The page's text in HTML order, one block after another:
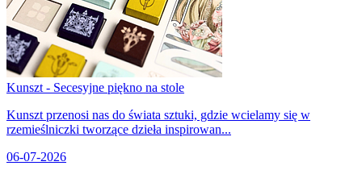
Kunszt - Secesyjne piękno na stole
Kunszt przenosi nas do świata sztuki, gdzie wcielamy się w
rzemieślniczki tworzące dzieła inspirowan...
06-07-2026